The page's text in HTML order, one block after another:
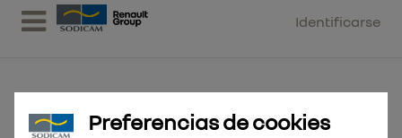
Identificarse
Preferencias de cookies